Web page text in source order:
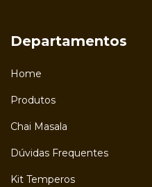
Departamentos
Home
Produtos
Chai Masala
Dúvidas Frequentes
Kit Temperos